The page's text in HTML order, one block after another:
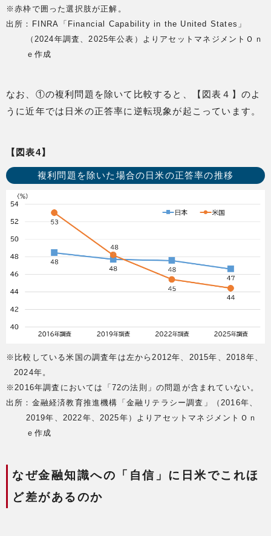
※赤枠で囲った選択肢が正解。
出所：FINRA「Financial Capability in the United States」
（2024年調査、2025年公表）よりアセットマネジメントＯｎ
ｅ作成
なお、①の複利問題を除いて比較すると、【図表４】のよ
うに近年では日米の正答率に逆転現象が起こっています。
【図表4】
複利問題を除いた場合の日米の正答率の推移
※比較している米国の調査年は左から2012年、2015年、2018年、
2024年。
※2016年調査においては「72の法則」の問題が含まれていない。
出所：金融経済教育推進機構「金融リテラシー調査」（2016年、
2019年、2022年、2025年）よりアセットマネジメントＯｎ
ｅ作成
なぜ金融知識への「自信」に日米でこれほ
ど差があるのか